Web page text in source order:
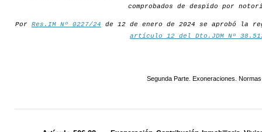
comprobados de despido por
Por Res.IM Nº 0227/24 de 12 de enero de 2024 se aprobó la
artículo 12 del Dto.JDM Nº
Segunda Parte. Exoneraciones.